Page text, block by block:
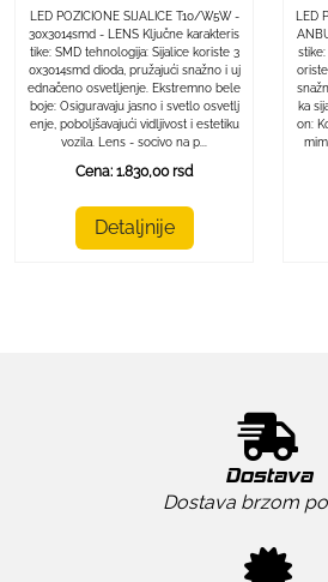
LED POZICIONE SIJALICE T10/W5W -
30x3014smd - LENS Ključne karakteris
tike: SMD tehnologija: Sijalice koriste 3
0x3014smd dioda, pružajući snažno i uj
ednačeno osvetljenje. Ekstremno bele
boje: Osiguravaju jasno i svetlo osvetlj
enje, poboljšavajući vidljivost i estetiku
vozila. Lens - socivo na p...
Cena: 1.830,00 rsd
Detaljnije
LED
stike:
ka
on:
Dostava
Dostava brzom